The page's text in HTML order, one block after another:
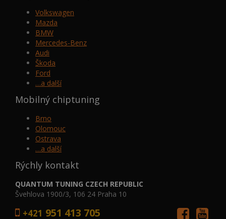
Volkswagen
Mazda
BMW
Mercedes-Benz
Audi
Škoda
Ford
…a další
Mobilný chiptuning
Brno
Olomouc
Ostrava
…a další
Rýchly kontakt
QUANTUM TUNING CZECH REPUBLIC
Švehlova 1900/3, 106 24 Praha 10
+421 951 413 705